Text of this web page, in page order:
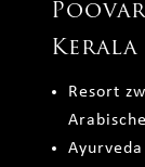
Kerala
Resort